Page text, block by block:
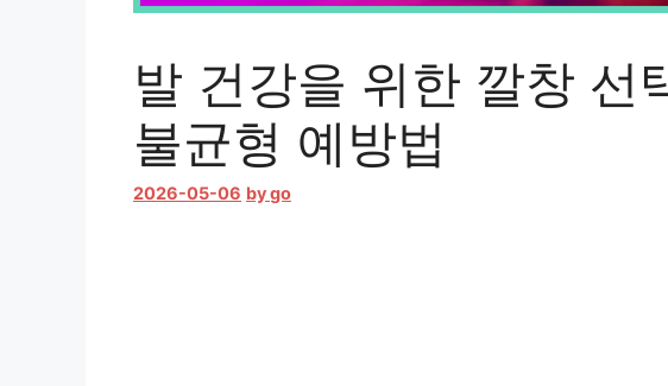
발 건강을 위한 깔창 선
불균형 예방법
2026-05-06 bygo